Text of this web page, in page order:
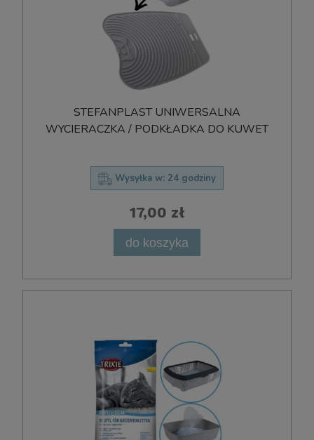
STEFANPLAST UNIWERSALNA
WYCIERACZKA / PODKŁADKA DO KUWET
Wysyłka w: 24 godziny
17,00 zł
do koszyka